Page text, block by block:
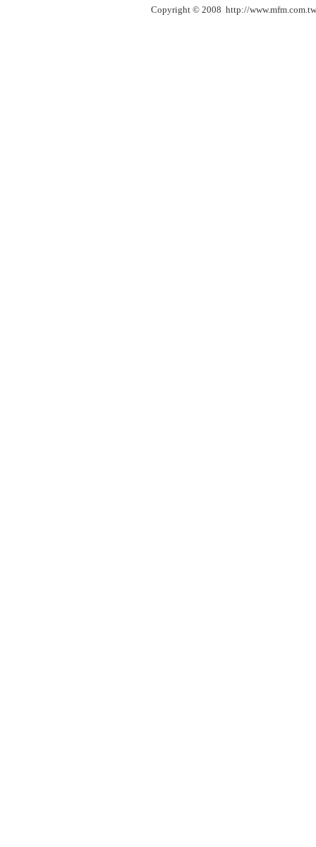
Copyright © 2008 http://